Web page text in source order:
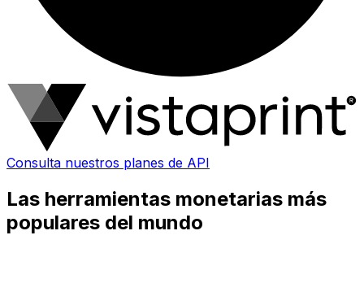
Consulta nuestros planes de API
Las herramientas monetarias más
populares del mundo